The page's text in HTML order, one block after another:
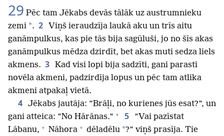
29 Pēc tam Jēkabs devās tālāk uz austrumnieku
zemi *. 2
Viņš ieraudzīja laukā aku un trīs aitu
ganāmpulkus, kas pie tās bija sagūluši, jo no šīs akas
ganāmpulkus mēdza dzirdīt, bet akas muti sedza liels
akmens. 3 Kad visi lopi bija sadzīti, gani parasti
novēla akmeni, padzirdīja lopus un pēc tam atlika
akmeni atpakaļ vietā.
4 Jēkabs jautāja: ”Brāļi, no kurienes jūs esat?”, un
gani atteica: ”No Hārānas.” + 5
”Vai pazīstat
Lābanu, + Nāhora + dēladēlu *?” viņš prasīja. Tie